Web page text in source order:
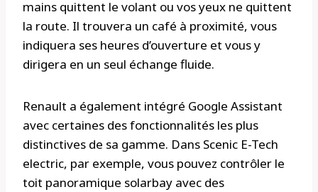
mains quittent le volant ou vos yeux ne quittent
la route. Il trouvera un café à proximité, vous
indiquera ses heures d’ouverture et vous y
dirigera en un seul échange fluide.
Renault a également intégré Google Assistant
avec certaines des fonctionnalités les plus
distinctives de sa gamme. Dans Scenic E-Tech
electric, par exemple, vous pouvez contrôler le
toit panoramique solarbay avec des